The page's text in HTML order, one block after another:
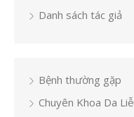
Danh sách tác giả
Bệnh thường gặp
Chuyên Khoa Da